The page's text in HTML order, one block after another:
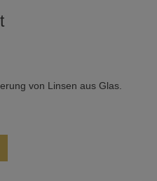
von Linsen aus Glas.